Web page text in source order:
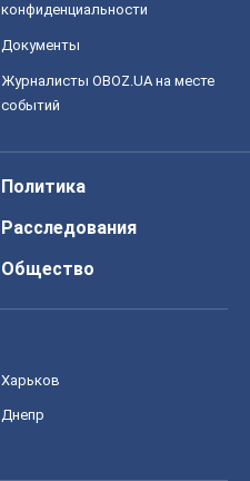
конфиденциальности
Документы
Журналисты OBOZ.UA на месте
событий
Политика
Расследования
Общество
Харьков
Днепр